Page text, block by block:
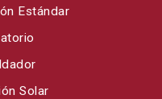
Estándar
Solar